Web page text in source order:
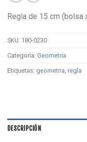
Regla de 15 cm (bolsa
SKU: 180-0230
Categoría: Geometría
Etiquetas: geometria, regla
DESCRIPCIÓN